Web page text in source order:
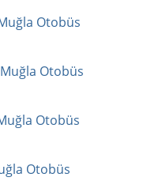
Otobüs
Otobüs
Otobüs
Otobüs